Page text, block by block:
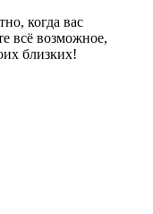
когда вас
всё возможное,
близких!